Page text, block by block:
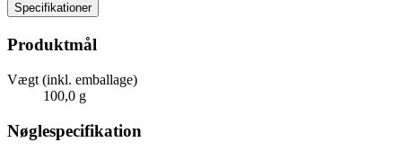
Specifikationer
Produktmål
Vægt (inkl. emballage)
100,0 g
Nøglespecifikation